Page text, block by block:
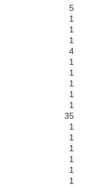
5
1
1
1
4
1
1
1
1
1
35
1
1
1
1
1
1